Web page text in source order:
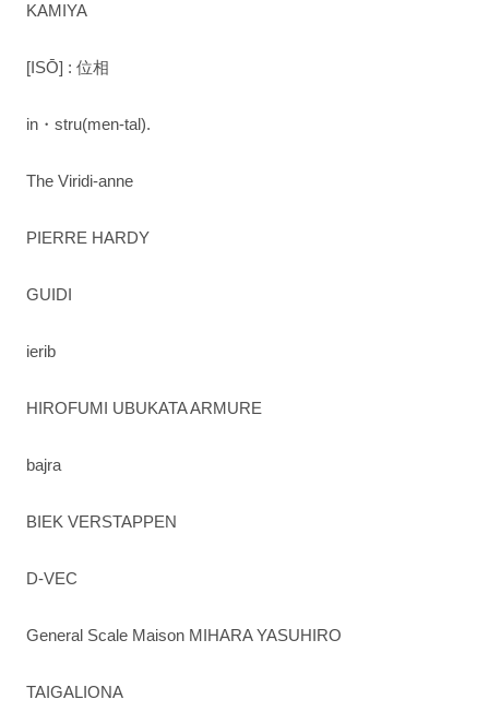
KAMIYA
[ISŌ] : 位相
in・stru(men-tal).
The Viridi-anne
PIERRE HARDY
GUIDI
ierib
HIROFUMI UBUKATA ARMURE
bajra
BIEK VERSTAPPEN
D-VEC
General Scale Maison MIHARA YASUHIRO
TAIGALIONA